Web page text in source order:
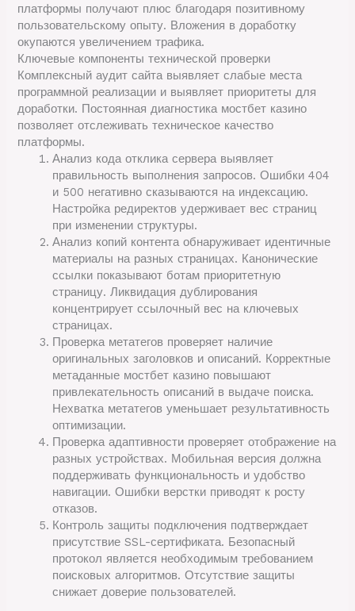
платформы получают плюс благодаря позитивному
пользовательскому опыту. Вложения в доработку
окупаются увеличением трафика.
Ключевые компоненты технической проверки
Комплексный аудит сайта выявляет слабые места
программной реализации и выявляет приоритеты для
доработки. Постоянная диагностика мостбет казино
позволяет отслеживать техническое качество
платформы.
Анализ кода отклика сервера выявляет
правильность выполнения запросов. Ошибки 404
и 500 негативно сказываются на индексацию.
Настройка редиректов удерживает вес страниц
при изменении структуры.
Анализ копий контента обнаруживает идентичные
материалы на разных страницах. Канонические
ссылки показывают ботам приоритетную
страницу. Ликвидация дублирования
концентрирует ссылочный вес на ключевых
страницах.
Проверка метатегов проверяет наличие
оригинальных заголовков и описаний. Корректные
метаданные мостбет казино повышают
привлекательность описаний в выдаче поиска.
Нехватка метатегов уменьшает результативность
оптимизации.
Проверка адаптивности проверяет отображение на
разных устройствах. Мобильная версия должна
поддерживать функциональность и удобство
навигации. Ошибки верстки приводят к росту
отказов.
Контроль защиты подключения подтверждает
присутствие SSL-сертификата. Безопасный
протокол является необходимым требованием
поисковых алгоритмов. Отсутствие защиты
снижает доверие пользователей.